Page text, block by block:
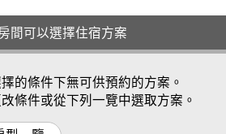
間可以選擇住宿方案
的條件下無可供預約的方案。
條件或從下列一覽中選取方案。